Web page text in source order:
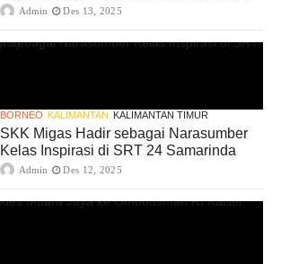
Admin Des 13, 2025
BORNEO KALIMANTAN KALIMANTAN TIMUR
SKK Migas Hadir sebagai Narasumber
Kelas Inspirasi di SRT 24 Samarinda
Admin Des 12, 2025